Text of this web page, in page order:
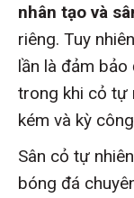
nhân tạo và
riêng. Tuy
lần là đảm
trong khi cỏ tự
kém và kỳ
Sân cỏ tự
bóng đá